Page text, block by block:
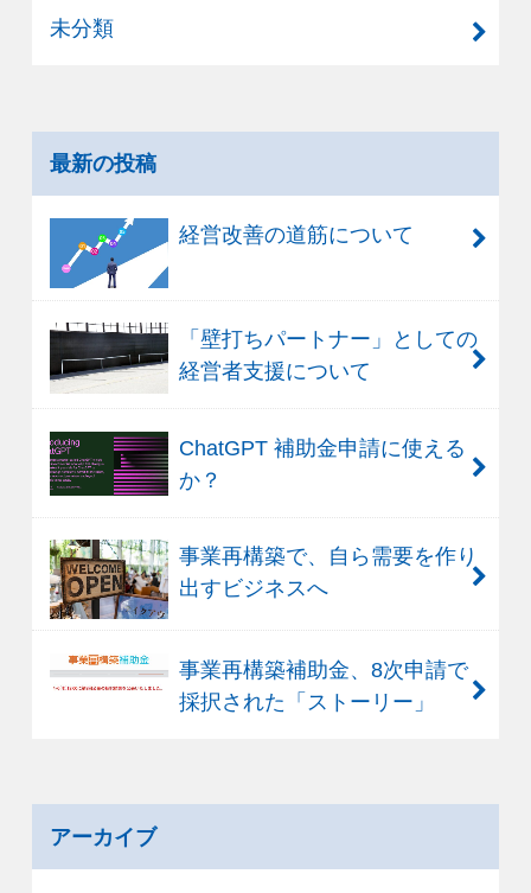
未分類
最新の投稿
経営改善の道筋について
「壁打ちパートナー」としての
経営者支援について
ChatGPT 補助金申請に使える
か？
事業再構築で、自ら需要を作り
出すビジネスへ
事業再構築補助金、8次申請で
採択された「ストーリー」
アーカイブ